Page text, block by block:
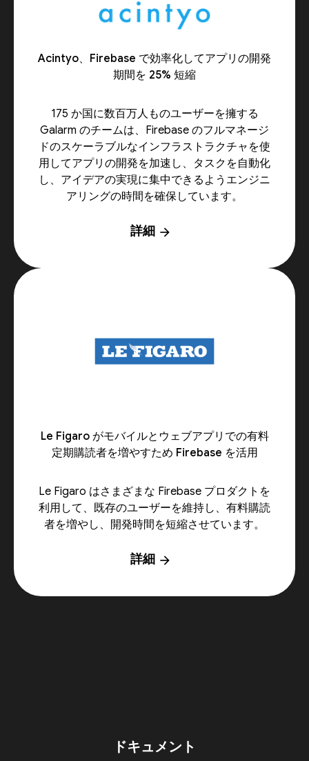
Acintyo、Firebase で効率化してアプリの開発
期間を 25% 短縮
175 か国に数百万人ものユーザーを擁する
Galarm のチームは、Firebase のフルマネージ
ドのスケーラブルなインフラストラクチャを使
用してアプリの開発を加速し、タスクを自動化
し、アイデアの実現に集中できるようエンジニ
アリングの時間を確保しています。
詳細 arrow_forward
Le Figaro がモバイルとウェブアプリでの有料
定期購読者を増やすため Firebase を活用
Le Figaro はさまざまな Firebase プロダクトを
利用して、既存のユーザーを維持し、有料購読
者を増やし、開発時間を短縮させています。
詳細 arrow_forward
ドキュメント